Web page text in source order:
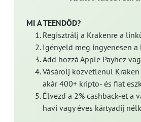
MI A TEENDŐD?
Regisztrálj a Krakenre a
Igényeld meg ingyenesen a
Add hozzá Apple Payhez
Vásárolj közvetlenül
akár 400+ kripto- és fiat
Élvezd a 2% cashback-et a
havi vagy éves kártyadíj